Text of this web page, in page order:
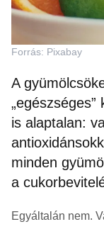
Forrás: Pixabay
A
is alaptalan:
minden
a
Egyáltalán nem.